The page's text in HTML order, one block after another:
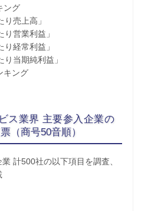
ング
売上高」
営業利益」
経常利益」
当期純利益」
キング
ス業界 主要参入企業の
（商号50音順）
計500社の以下項目を調査、